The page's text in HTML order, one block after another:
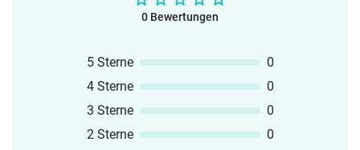
0 Bewertungen
5 Sterne
0
4 Sterne
0
3 Sterne
0
2 Sterne
0